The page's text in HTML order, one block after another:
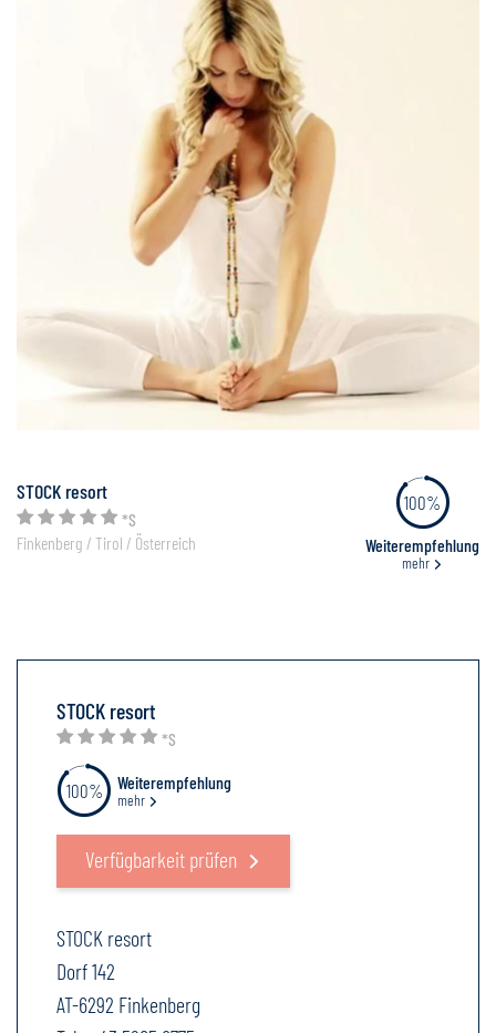
STOCK resort
*S
Finkenberg / Tirol / Österreich
100%
Weiterempfehlung
mehr
STOCK resort
*S
100% Weiterempfehlung
mehr
Verfügbarkeit prüfen
STOCK resort
Dorf 142
AT-6292 Finkenberg